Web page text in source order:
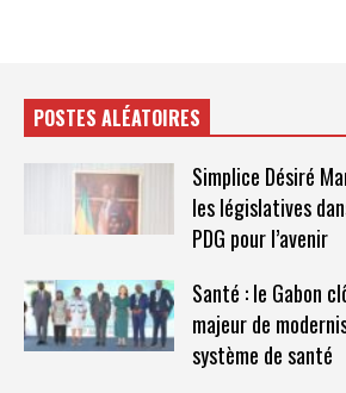
POSTES ALÉATOIRES
Simplice Désiré
les législatives
PDG pour l’avenir
Santé : le Gabon
majeur de
système de santé